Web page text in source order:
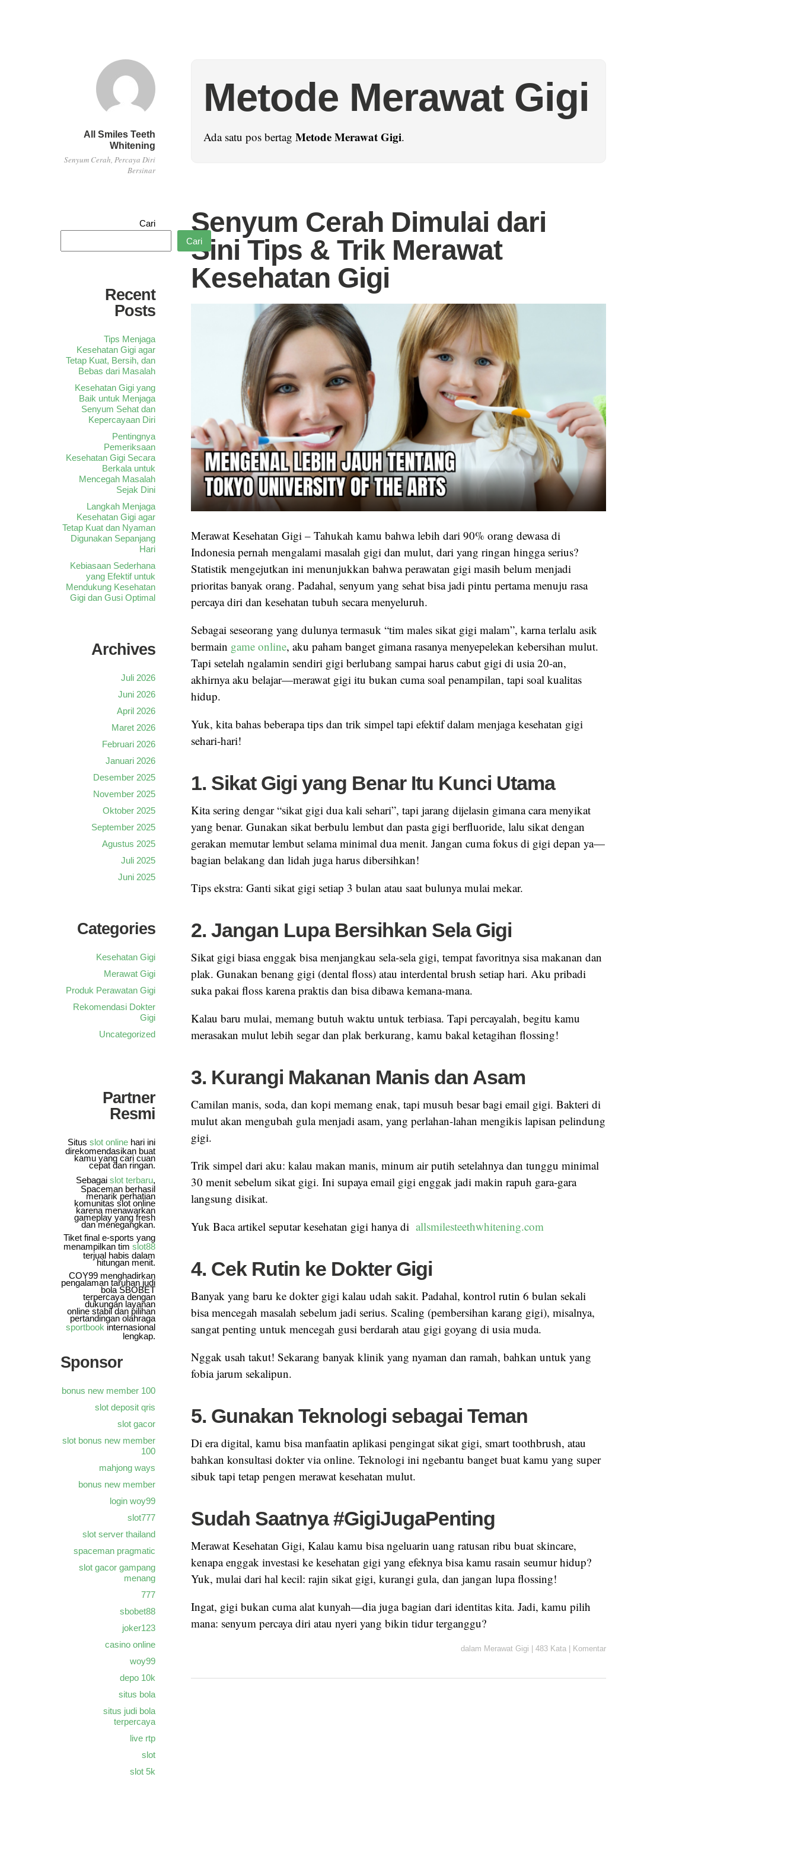
All Smiles Teeth
Whitening
Senyum Cerah, Percaya Diri
Bersinar
Metode Merawat Gigi
Ada satu pos bertag Metode Merawat Gigi.
Senyum Cerah Dimulai dari
Sini Tips & Trik Merawat
Kesehatan Gigi
Merawat Kesehatan Gigi – Tahukah kamu bahwa lebih dari 90% orang dewasa di
Indonesia pernah mengalami masalah gigi dan mulut, dari yang ringan hingga serius?
Statistik mengejutkan ini menunjukkan bahwa perawatan gigi masih belum menjadi
prioritas banyak orang. Padahal, senyum yang sehat bisa jadi pintu pertama menuju rasa
percaya diri dan kesehatan tubuh secara menyeluruh.
Sebagai seseorang yang dulunya termasuk “tim males sikat gigi malam”, karna terlalu asik
bermain game online, aku paham banget gimana rasanya menyepelekan kebersihan mulut.
Tapi setelah ngalamin sendiri gigi berlubang sampai harus cabut gigi di usia 20-an,
akhirnya aku belajar—merawat gigi itu bukan cuma soal penampilan, tapi soal kualitas
hidup.
Yuk, kita bahas beberapa tips dan trik simpel tapi efektif dalam menjaga kesehatan gigi
sehari-hari!
1. Sikat Gigi yang Benar Itu Kunci Utama
Kita sering dengar “sikat gigi dua kali sehari”, tapi jarang dijelasin gimana cara menyikat
yang benar. Gunakan sikat berbulu lembut dan pasta gigi berfluoride, lalu sikat dengan
gerakan memutar lembut selama minimal dua menit. Jangan cuma fokus di gigi depan ya—
bagian belakang dan lidah juga harus dibersihkan!
Tips ekstra: Ganti sikat gigi setiap 3 bulan atau saat bulunya mulai mekar.
2. Jangan Lupa Bersihkan Sela Gigi
Sikat gigi biasa enggak bisa menjangkau sela-sela gigi, tempat favoritnya sisa makanan dan
plak. Gunakan benang gigi (dental floss) atau interdental brush setiap hari. Aku pribadi
suka pakai floss karena praktis dan bisa dibawa kemana-mana.
Kalau baru mulai, memang butuh waktu untuk terbiasa. Tapi percayalah, begitu kamu
merasakan mulut lebih segar dan plak berkurang, kamu bakal ketagihan flossing!
3. Kurangi Makanan Manis dan Asam
Camilan manis, soda, dan kopi memang enak, tapi musuh besar bagi email gigi. Bakteri di
mulut akan mengubah gula menjadi asam, yang perlahan-lahan mengikis lapisan pelindung
gigi.
Trik simpel dari aku: kalau makan manis, minum air putih setelahnya dan tunggu minimal
30 menit sebelum sikat gigi. Ini supaya email gigi enggak jadi makin rapuh gara-gara
langsung disikat.
Yuk Baca artikel seputar kesehatan gigi hanya di allsmilesteethwhitening.com
4. Cek Rutin ke Dokter Gigi
Banyak yang baru ke dokter gigi kalau udah sakit. Padahal, kontrol rutin 6 bulan sekali
bisa mencegah masalah sebelum jadi serius. Scaling (pembersihan karang gigi), misalnya,
sangat penting untuk mencegah gusi berdarah atau gigi goyang di usia muda.
Nggak usah takut! Sekarang banyak klinik yang nyaman dan ramah, bahkan untuk yang
fobia jarum sekalipun.
5. Gunakan Teknologi sebagai Teman
Di era digital, kamu bisa manfaatin aplikasi pengingat sikat gigi, smart toothbrush, atau
bahkan konsultasi dokter via online. Teknologi ini ngebantu banget buat kamu yang super
sibuk tapi tetap pengen merawat kesehatan mulut.
Sudah Saatnya #GigiJugaPenting
Merawat Kesehatan Gigi, Kalau kamu bisa ngeluarin uang ratusan ribu buat skincare,
kenapa enggak investasi ke kesehatan gigi yang efeknya bisa kamu rasain seumur hidup?
Yuk, mulai dari hal kecil: rajin sikat gigi, kurangi gula, dan jangan lupa flossing!
Ingat, gigi bukan cuma alat kunyah—dia juga bagian dari identitas kita. Jadi, kamu pilih
mana: senyum percaya diri atau nyeri yang bikin tidur terganggu?
dalam Merawat Gigi 483 Kata Komentar
Cari
Cari
Recent
Posts
Tips Menjaga
Kesehatan Gigi agar
Tetap Kuat, Bersih, dan
Bebas dari Masalah
Kesehatan Gigi yang
Baik untuk Menjaga
Senyum Sehat dan
Kepercayaan Diri
Pentingnya
Pemeriksaan
Kesehatan Gigi Secara
Berkala untuk
Mencegah Masalah
Sejak Dini
Langkah Menjaga
Kesehatan Gigi agar
Tetap Kuat dan Nyaman
Digunakan Sepanjang
Hari
Kebiasaan Sederhana
yang Efektif untuk
Mendukung Kesehatan
Gigi dan Gusi Optimal
Archives
Juli 2026
Juni 2026
April 2026
Maret 2026
Februari 2026
Januari 2026
Desember 2025
November 2025
Oktober 2025
September 2025
Agustus 2025
Juli 2025
Juni 2025
Categories
Kesehatan Gigi
Merawat Gigi
Produk Perawatan Gigi
Rekomendasi Dokter
Gigi
Uncategorized
Partner
Resmi
Situs slot online hari ini
direkomendasikan buat
kamu yang cari cuan
cepat dan ringan.
Sebagai slot terbaru,
Spaceman berhasil
menarik perhatian
komunitas slot online
karena menawarkan
gameplay yang fresh
dan menegangkan.
Tiket final e-sports yang
menampilkan tim slot88
terjual habis dalam
hitungan menit.
COY99 menghadirkan
pengalaman taruhan judi
bola SBOBET
terpercaya dengan
dukungan layanan
online stabil dan pilihan
pertandingan olahraga
sportbook internasional
lengkap.
Sponsor
bonus new member 100
slot deposit qris
slot gacor
slot bonus new member
100
mahjong ways
bonus new member
login woy99
slot777
slot server thailand
spaceman pragmatic
slot gacor gampang
menang
777
sbobet88
joker123
casino online
woy99
depo 10k
situs bola
situs judi bola
terpercaya
live rtp
slot
slot 5k